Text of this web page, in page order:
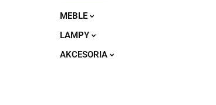
MEBLE
LAMPY
AKCESORIA